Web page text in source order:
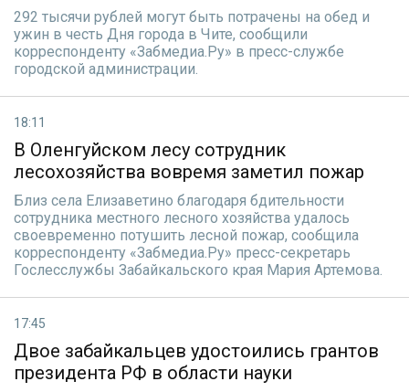
292 тысячи рублей могут быть потрачены на обед и
ужин в честь Дня города в Чите, сообщили
корреспонденту «Забмедиа.Ру» в пресс-службе
городской администрации.
18:11
В Оленгуйском лесу сотрудник
лесохозяйства вовремя заметил пожар
Близ села Елизаветино благодаря бдительности
сотрудника местного лесного хозяйства удалось
своевременно потушить лесной пожар, сообщила
корреспонденту «Забмедиа.Ру» пресс-секретарь
Гослесслужбы Забайкальского края Мария Артемова.
17:45
Двое забайкальцев удостоились грантов
президента РФ в области науки